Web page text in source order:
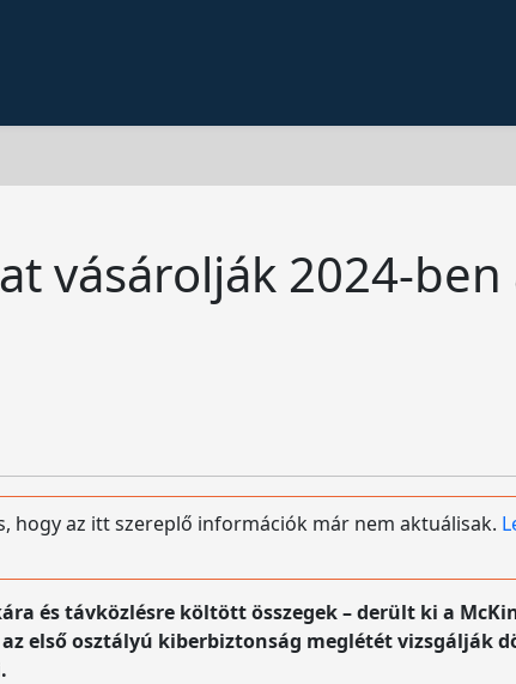
vásárolják 2024-ben
hogy az itt szereplő információk már nem aktuálisak.
és távközlésre költött összegek – derült ki a
első osztályú kiberbiztonság meglétét vizsgálják